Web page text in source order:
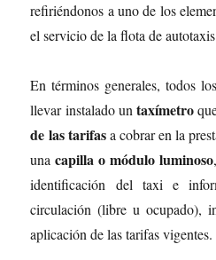
refiriéndonos a uno de los
el servicio de la flota de
En términos generales, todos
llevar instalado un taxímetro
de las tarifasa cobrar en la
unacapilla o módulo luminoso
identificación del taxi e
circulación (libre u ocupado),
aplicación de las tarifas vigentes.